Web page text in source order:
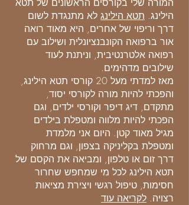
הילינג. תטא הילינג לא מתנגדת לשום
דרך וריפוי של אחרים, היא מאוד רואה
אור ברפואה הקונבנציונלית ושילוב עם
רפואה אלטרנטיבית, וניתנת לעוד
שילובים מדהימים.
מאז למדתי מעל 20 קורסי תטא הילינג,
והפכתי להיות מורה לקורסי יסוד,
מתקדם, דיג דיפר וקורסי ילדים, וגם
הפכתי להיות מלווה ומטפלת בילדים
מגיל מאוד קטן. היום אני מלמדת
ומטפלת בקליניקה בצפון, וגם מרחוק
דרך זום או טלפון, ומביאה את הקסם של
תטא הילינג לכל מי שמחפש שחרור
חסימות, טיפול רגשי ויצירת מציאות
רצויה. לקריאה עוד